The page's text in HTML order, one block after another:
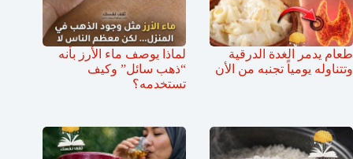
طعام يدمر الغدة الدرقية
وتتناوله يومياً تجنبه من الأن
لماذا يوصف ماء الأرز بأنه
“ذهب سائل” وكيف
تستخدمه؟